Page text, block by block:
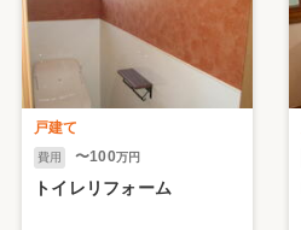
戸建て
費用 〜100万円
トイレリフォーム